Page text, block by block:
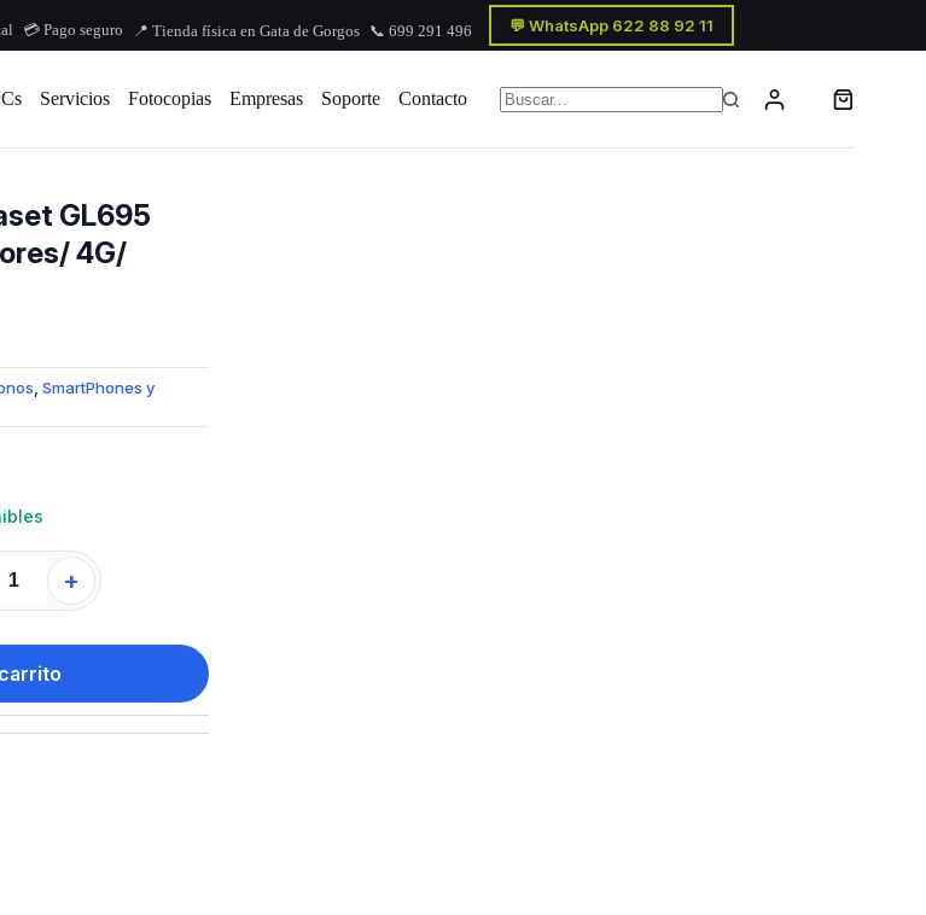
💳 Pago seguro 📍 Tienda física en Gata de Gorgos 📞 699 291 496 💬 WhatsApp 622 88 92 11
Servicios Fotocopias Empresas Soporte
Contacto
resultados
Carro
compra
GL695
4G/
SmartPhones y
+